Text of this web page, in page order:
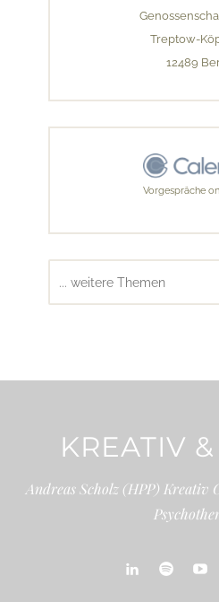
Treptow-
12489
Vorgespräche
KREATIV
Andreas Scholz (HPP)